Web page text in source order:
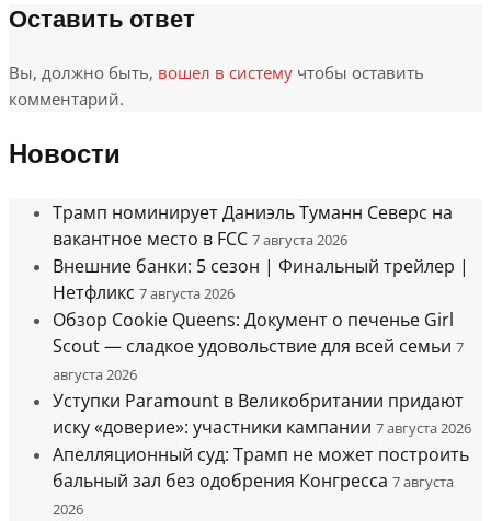
Оставить ответ
Вы, должно быть, вошел в систему чтобы оставить
комментарий.
Новости
Трамп номинирует Даниэль Туманн Северс на
вакантное место в FCC 7 августа 2026
Внешние банки: 5 сезон | Финальный трейлер |
Нетфликс 7 августа 2026
Обзор Cookie Queens: Документ о печенье Girl
Scout — сладкое удовольствие для всей семьи 7
августа 2026
Уступки Paramount в Великобритании придают
иску «доверие»: участники кампании 7 августа 2026
Апелляционный суд: Трамп не может построить
бальный зал без одобрения Конгресса 7 августа
2026